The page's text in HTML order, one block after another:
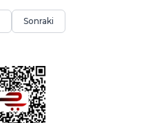
Sonraki